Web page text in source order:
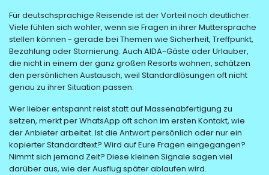
Für deutschsprachige Reisende ist der Vorteil noch deutlicher.
Viele fühlen sich wohler, wenn sie Fragen in ihrer Muttersprache
stellen können - gerade bei Themen wie Sicherheit, Treffpunkt,
Bezahlung oder Stornierung. Auch AIDA-Gäste oder Urlauber,
die nicht in einem der ganz großen Resorts wohnen, schätzen
den persönlichen Austausch, weil Standardlösungen oft nicht
genau zu ihrer Situation passen.
Wer lieber entspannt reist statt auf Massenabfertigung zu
setzen, merkt per WhatsApp oft schon im ersten Kontakt, wie
der Anbieter arbeitet. Ist die Antwort persönlich oder nur ein
kopierter Standardtext? Wird auf Eure Fragen eingegangen?
Nimmt sich jemand Zeit? Diese kleinen Signale sagen viel
darüber aus, wie der Ausflug später ablaufen wird.